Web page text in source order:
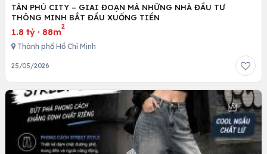
TÂN PHÚ CITY – GIAI ĐOẠN MÀ NHỮNG NHÀ ĐẦU TƯ
THÔNG MINH BẮT ĐẦU XUỐNG TIỀN
1.8 tỷ · 88m
2
Thành phố Hồ Chí Minh
25/05/2026